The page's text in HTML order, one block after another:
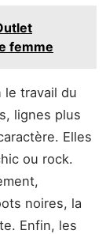
femme
le travail du
lignes plus
Elles
ou rock.
noires, la
Enfin, les